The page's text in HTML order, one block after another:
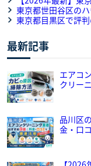
口コミ｜おすすめ5
東京都世田谷区の
金・作業内容・口
東京都目黒区で評
最新記事
エアコ
クリー
品川区
金・口